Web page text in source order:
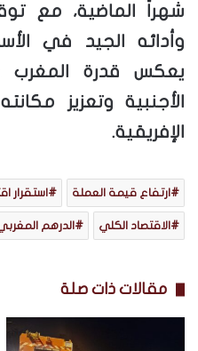
شهراً الماضية، مع
وأدائه الجيد في
يعكس قدرة المغرب
الأجنبية وتعزيز
الإفريقية.
ارتفاع قيمة العملة استقرار
الاقتصاد الكلي الدرهم
مقالات ذات صلة